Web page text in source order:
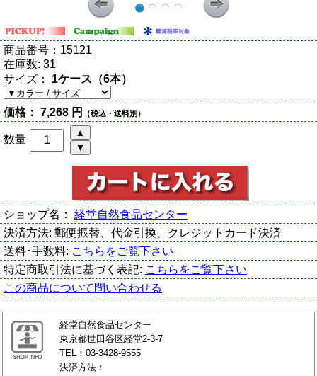
商品番号： 15121
在庫数: 31
サイズ： 1ケース（6本）
価格： 7,268 円 （税込・送料別）
数量
ショップ名： 経堂自然食品センター
決済方法: 郵便振替、代金引換、クレジットカード決済
送料･手数料: こちらをご覧下さい
特定商取引法に基づく表記: こちらをご覧下さい
この商品について問い合わせる
経堂自然食品センター
東京都世田谷区経堂2-3-7
TEL：03-3428-9555
決済方法：